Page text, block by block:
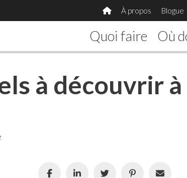
À propos Blogue
Quoi faire Où
à découvrir